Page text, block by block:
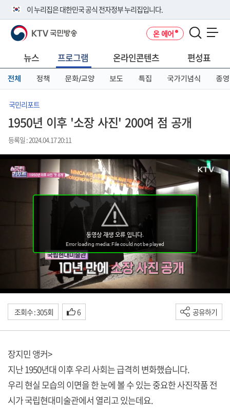
이 누리집은 대한민국 공식 전자정부 누리집입니다.
공식 누리집 주소 확인하기
니다.
이밖에 or.kr 또는 .kr등 다른 도메인 주소를 사용하고 있다면 아래 URL에
서 도메인 주소를 확인해 보세요
KTV 국민방송 온 에어
뉴스 프로그램 온라인콘텐츠 편성표
전체 정책 문화/교양 보도 특집 국가기념식 종영
국민리포트
1950년 이후 '소장 사진' 200여 점 공개
등록일 : 2024.04.17 20:11
조회수 : 305회 6 공유하기
장지민 앵커>
지난 1950년대 이후 우리 사회는 급격히 변화했습니다.
우리 현실 모습의 이면을 한 눈에 볼 수 있는 중요한 사진작품 전
시가 국립현대미술관에서 열리고 있는데요.